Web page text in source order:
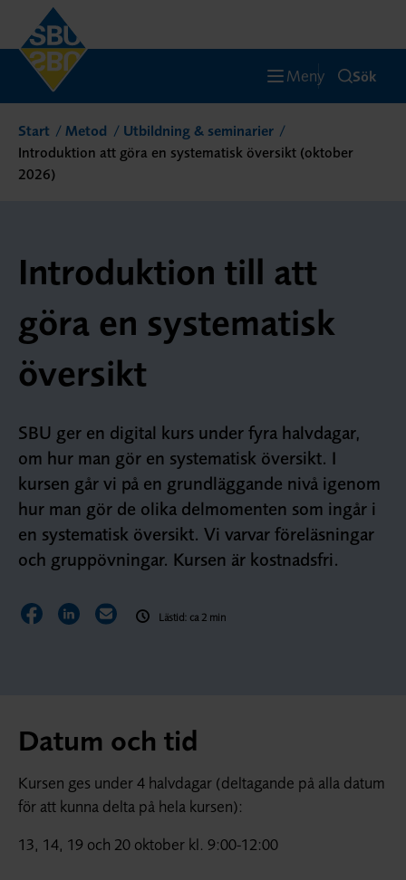
Meny Sök
Start Metod
Utbildning & seminarier
Introduktion att göra en systematisk översikt (oktober
2026)
Introduktion till att
göra en systematisk
översikt
SBU ger en digital kurs under fyra halvdagar,
om hur man gör en systematisk översikt. I
kursen går vi på en grundläggande nivå igenom
hur man gör de olika delmomenten som ingår i
en systematisk översikt. Vi varvar föreläsningar
och gruppövningar. Kursen är kostnadsfri.
Dela sidan på Facebook
Dela sidan på LinkedIn
Dela sidan via E-post
Lästid: ca 2 min
Datum och tid
Kursen ges under 4 halvdagar (deltagande på alla datum
för att kunna delta på hela kursen):
13, 14, 19 och 20 oktober kl. 9:00-12:00